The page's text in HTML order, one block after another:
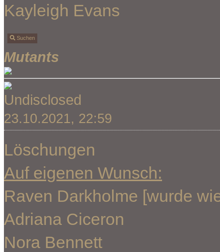
Kayleigh Evans
Suchen
Mutants
Undisclosed
23.10.2021, 22:59
Löschungen
Auf eigenen Wunsch:
Raven Darkholme [wurde
Adriana Ciceron
Nora Bennett